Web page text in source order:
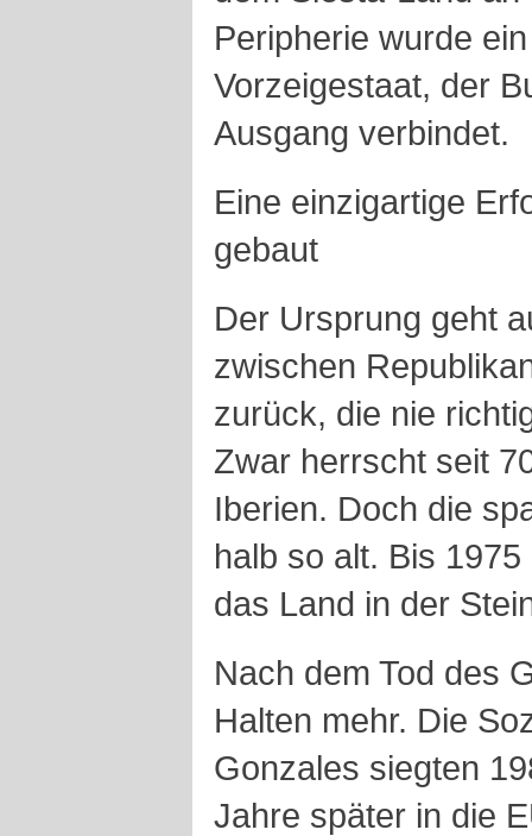
Peripherie wurde
Vorzeigestaat, der
Ausgang verbindet.
Eine einzigartige
gebaut
Der Ursprung geht
zwischen
zurück, die nie
Zwar herrscht seit
Iberien. Doch die
halb so alt. Bis
das Land in der
Nach dem Tod des
Halten mehr. Die
Gonzales siegten
Jahre später in die